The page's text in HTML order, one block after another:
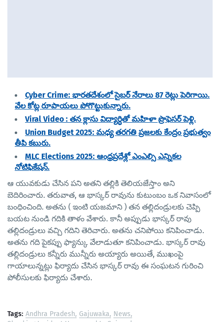
Cyber Crime: భారతదేశంలో సైబర్ నేరాలు 87 రెట్లు పెరిగాయి.
వేల కోట్ల రూపాయలు పోగొట్టుకున్నారు.
Viral Video : తన క్లాసు విద్యార్ధితో మహిళా ప్రొఫెసర్ పెళ్లి.
Union Budget 2025: మధ్య తరగతి ప్రజలకు కేంద్రం ప్రభుత్వం
తీపి కబురు.
MLC Elections 2025: ఆంధ్రప్రదేశ్లో ఎంఎల్సి ఎన్నికల
నోటిఫికేషన్.
ఆ యువకుడు చేసిన పని అతని తల్లికి తెలియజేస్తాం అని
బెదిరించారు. తరువాత, ఆ భాస్కర్ రావును కుటుంబం ఒక నివాసంలో
బంధించింది. అతను ( ఇంటి యజమాని ) తన తల్లిదండ్రులకు చెప్పి
బయట నుండి గదికి తాళం వేశారు. కానీ అప్పుడు భాస్కర్ రావు
తల్లిదండ్రులు వచ్చి గదిని తెరిచారు. అతను చనిపోయి కనిపించాడు.
అతను గది పైకప్పు ఫ్యాన్కు వేలాడుతూ కనిపించాడు. భాస్కర్ రావు
తల్లిదండ్రులు కన్నీరు మున్నీరు అయ్యారు అయితే, ముఖంపై
గాయాలున్నట్లు ఫిర్యాదు చేసిన భాస్కర్ రావు ఈ సంఘటన గురించి
పోలీసులకు ఫిర్యాదు చేశారు.
Tags: Andhra Pradesh Gajuwaka News